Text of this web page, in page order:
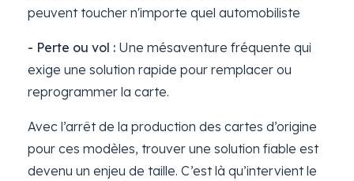
peuvent toucher n'importe quel automobiliste
- Perte ou vol : Une mésaventure fréquente qui
exige une solution rapide pour remplacer ou
reprogrammer la carte.
Avec l’arrêt de la production des cartes d’origine
pour ces modèles, trouver une solution fiable est
devenu un enjeu de taille. C’est là qu’intervient le